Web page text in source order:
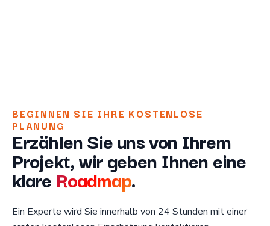
BEGINNEN SIE IHRE KOSTENLOSE
PLANUNG
Erzählen Sie uns von Ihrem
Projekt, wir geben Ihnen eine
klare Roadmap.
Ein Experte wird Sie innerhalb von 24 Stunden mit einer